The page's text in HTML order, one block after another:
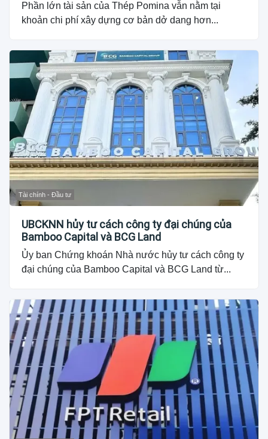
Phần lớn tài sản của Thép Pomina vẫn nằm tại
khoản chi phí xây dựng cơ bản dở dang hơn...
Tài chính - Đầu tư
UBCKNN hủy tư cách công ty đại chúng của
Bamboo Capital và BCG Land
Ủy ban Chứng khoán Nhà nước hủy tư cách công ty
đại chúng của Bamboo Capital và BCG Land từ...